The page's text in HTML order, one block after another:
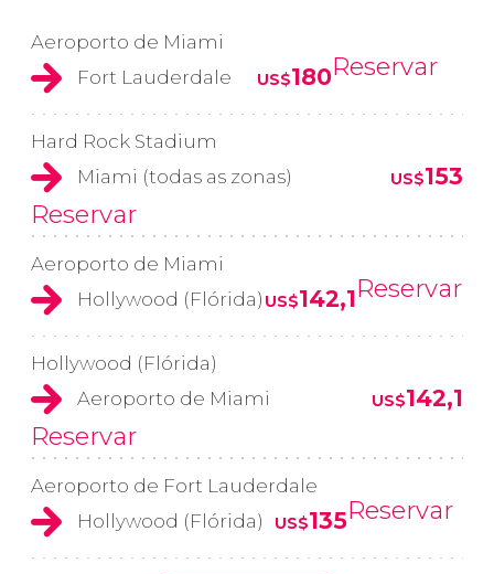
Aeroporto de Miami
Fort Lauderdale
US$180Reservar
Hard Rock Stadium
Miami (todas as zonas)
US$153
Reservar
Aeroporto de Miami
Hollywood (Flórida) US$142,1Reservar
Hollywood (Flórida)
Aeroporto de Miami
US$142,1
Reservar
Aeroporto de Fort Lauderdale
Hollywood (Flórida)
US$135Reservar